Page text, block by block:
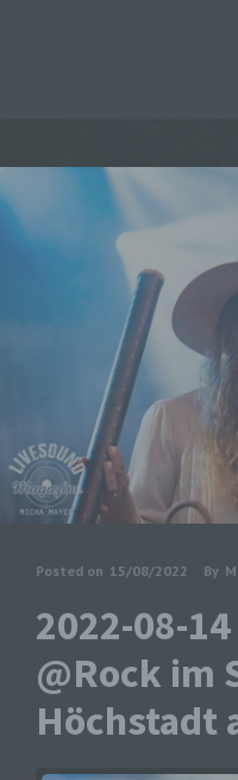
Posted on 15/08/2022 By
2022-08-
@Rock im
Höchstadt